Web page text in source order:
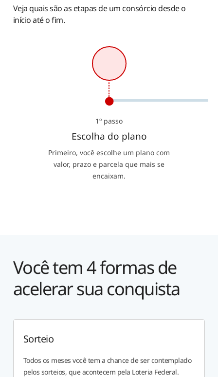
Veja quais são as etapas de um consórcio desde o
início até o fim.
1º passo
Escolha do plano
Primeiro, você escolhe um plano com
valor, prazo e parcela que mais se
encaixam.
Você tem 4 formas de
acelerar sua conquista
Sorteio
Todos os meses você tem a chance de ser contemplado
pelos sorteios, que acontecem pela Loteria Federal.